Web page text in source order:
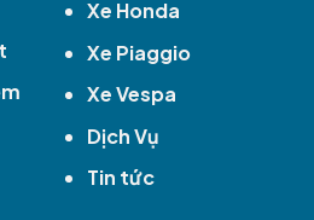
Xe Honda
Xe Piaggio
Xe Vespa
Dịch Vụ
Tin tức